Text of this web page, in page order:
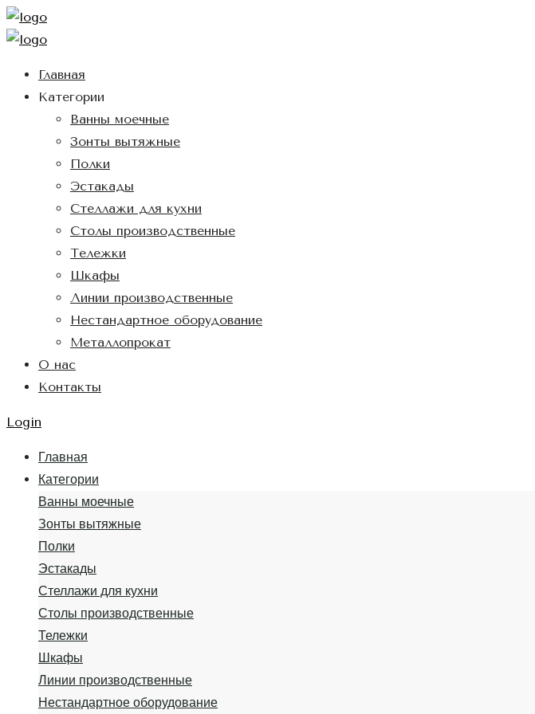
Главная
Категории
Ванны моечные
Зонты вытяжные
Полки
Эстакады
Стеллажи для кухни
Столы производственные
Тележки
Шкафы
Линии производственные
Нестандартное оборудование
Металлопрокат
О нас
Контакты
Login
Главная
Категории
Ванны моечные
Зонты вытяжные
Полки
Эстакады
Стеллажи для кухни
Столы производственные
Тележки
Шкафы
Линии производственные
Нестандартное оборудование